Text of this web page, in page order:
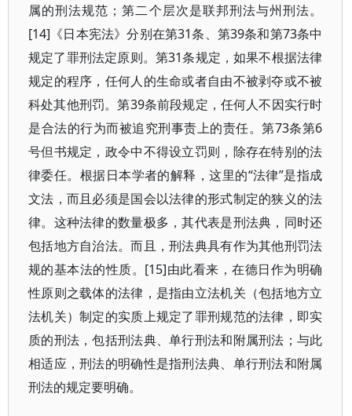
属的刑法规范；第二个层次是联邦刑法与州刑法。
[14]《日本宪法》分别在第31条、第39条和第73条中
规定了罪刑法定原则。第31条规定，如果不根据法律
规定的程序，任何人的生命或者自由不被剥夺或不被
科处其他刑罚。第39条前段规定，任何人不因实行时
是合法的行为而被追究刑事责上的责任。第73条第6
号但书规定，政令中不得设立罚则，除存在特别的法
律委任。根据日本学者的解释，这里的“法律”是指成
文法，而且必须是国会以法律的形式制定的狭义的法
律。这种法律的数量极多，其代表是刑法典，同时还
包括地方自治法。而且，刑法典具有作为其他刑罚法
规的基本法的性质。[15]由此看来，在德日作为明确
性原则之载体的法律，是指由立法机关（包括地方立
法机关）制定的实质上规定了罪刑规范的法律，即实
质的刑法，包括刑法典、单行刑法和附属刑法；与此
相适应，刑法的明确性是指刑法典、单行刑法和附属
刑法的规定要明确。